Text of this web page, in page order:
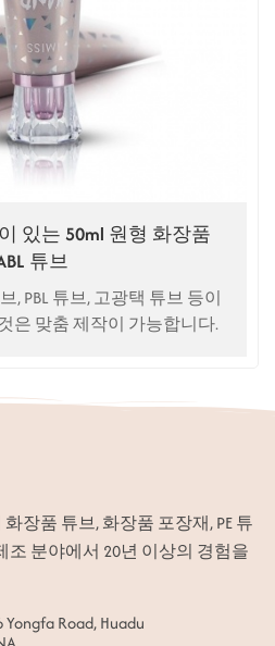
있는 50ml 원형 화장품
튜브
, PBL 튜브, 고광택 튜브 등이
이 모든 것은 맞춤 제작이 가능합니다.
장품 튜브, 화장품 포장재, PE 튜
조 분야에서 20년 이상의 경험을
Yongfa Road, Huadu